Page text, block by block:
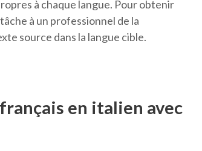
à chaque langue. Pour obtenir
à un professionnel de la
source dans la langue cible.
en italien avec